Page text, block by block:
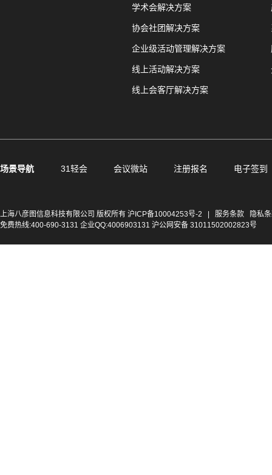
学术会解决方案
协会社团解决方案
企业级活动管理解决方案
线上活动解决方案
线上会客厅解决方案
场景导航 31轻会 会议微站 注册报名 电子签到
上海八彦图信息科技有限公司 版权所有 沪ICP备10004253号-2 服务条款
隐私
免费热线:400-690-3131 企业QQ:4006903131 沪公网安备 31011502002823号